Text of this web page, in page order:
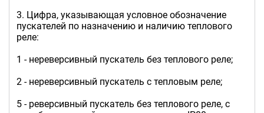
3. Цифра, указывающая условное обозначение
пускателей по назначению и наличию теплового
реле:
1 - нереверсивный пускатель без теплового реле;
2 - нереверсивный пускатель с тепловым реле;
5 - реверсивный пускатель без теплового реле, с